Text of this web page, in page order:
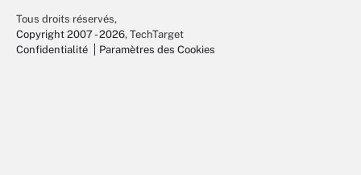
Tous droits réservés,
Copyright 2007 - 2026, TechTarget
Confidentialité
Paramètres des Cookies